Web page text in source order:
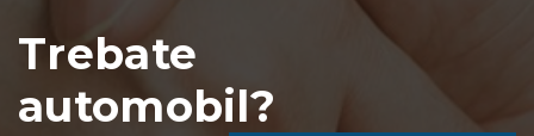
Trebate
automobil?